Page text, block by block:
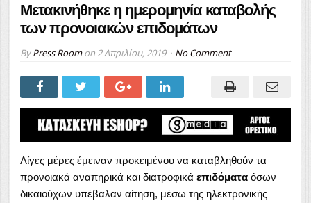
Μετακινήθηκε η ημερομηνία καταβολής
των προνοιακών επιδομάτων
ByPress Roomon 2 Απριλίου, 2019 No Comment
Λίγες μέρες έμειναν προκειμένου να καταβληθούν τα
προνοιακά αναπηρικά και διατροφικά επιδόματα όσων
δικαιούχων υπέβαλαν αίτηση, μέσω της ηλεκτρονικής